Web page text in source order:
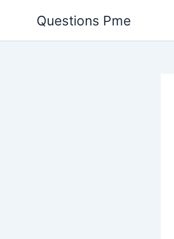
Questions Pme